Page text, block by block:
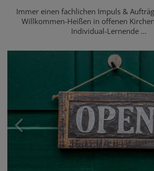
Immer einen fachlichen Impuls &
Willkommen-Heißen in offenen
Individual-Lernende ...